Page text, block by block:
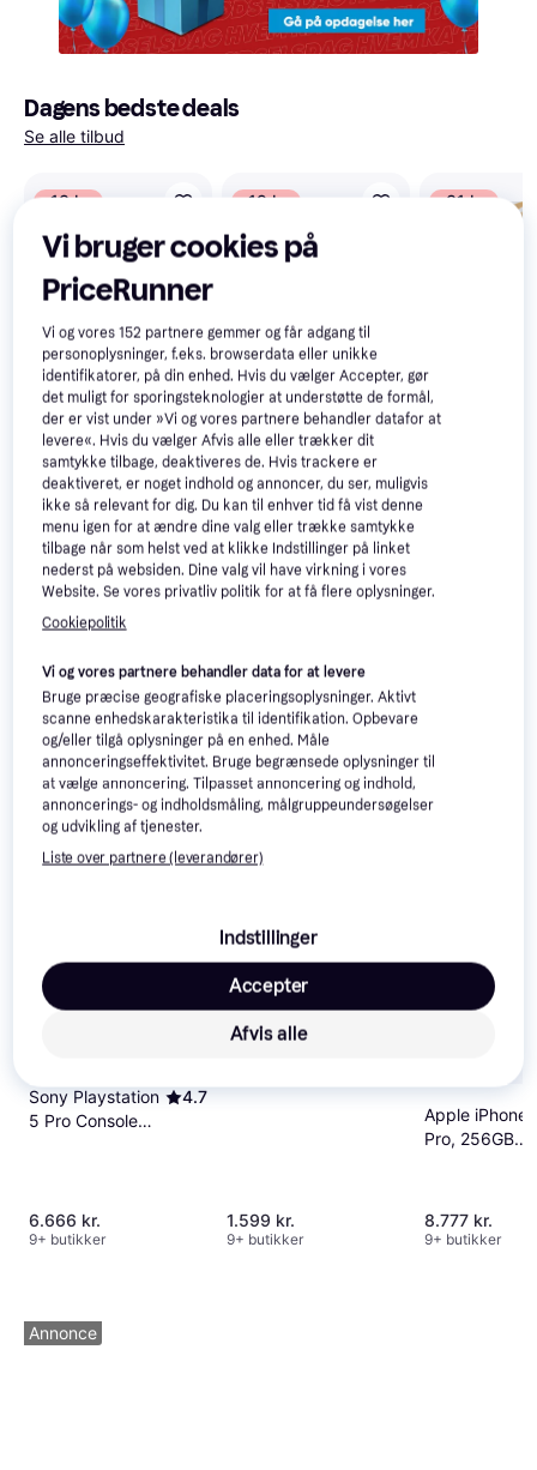
Dagens bedste deals
Se alle tilbud
-13 kr.
Dr. Althea 345
Relief Cream
50ml
4.6
100 kr.113 kr.
Eller 3 betalinger af 33 kr.
9+ butikker
-19 kr.
Biotherm 72H
Day Control
Roll-on 75ml
4.8
77 kr.96 kr.
9+ butikker
-31 kr.
9+ butikker
Populære produkter lige nu
Sony Playstation
5 Pro Console
4.7
6.666 kr.
9+ butikker
Apple AirPods
1.599 kr.
9+ butikker
Apple iPhone
Pro, 256GB
8.777 kr.
9+ butikker
Annonce
Vi bruger cookies på
PriceRunner
Vi og vores152 partnere gemmer og får adgang til
personoplysninger, f.eks. browserdata eller unikke
identifikatorer, på din enhed. Hvis du vælger Accepter, gør
det muligt for sporingsteknologier at understøtte de formål,
der er vist under »Vi og vores partnere behandler datafor at
levere«. Hvis du vælger Afvis alle eller trækker dit
samtykke tilbage, deaktiveres de. Hvis trackere er
deaktiveret, er noget indhold og annoncer, du ser, muligvis
ikke så relevant for dig. Du kan til enhver tid få vist denne
menu igen for at ændre dine valg eller trække samtykke
tilbage når som helst ved at klikke Indstillinger på linket
nederst på websiden. Dine valg vil have virkning i vores
Website. Se vores privatliv politik for at få flere oplysninger.
Cookiepolitik
Vi og vores partnere behandler data for at levere
Bruge præcise geografiske placeringsoplysninger. Aktivt
scanne enhedskarakteristika til identifikation. Opbevare
og/eller tilgå oplysninger på en enhed. Måle
annonceringseffektivitet. Bruge begrænsede oplysninger til
at vælge annoncering. Tilpasset annoncering og indhold,
annoncerings- og indholdsmåling, målgruppeundersøgelser
og udvikling af tjenester.
Liste over partnere (leverandører)
Indstillinger
Afvis alle
Accepter